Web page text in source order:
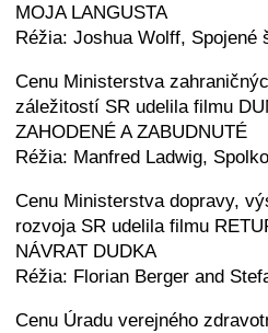
MOJA LANGUSTA
Réžia: Joshua Wolff, Spojené
Cenu Ministerstva
záležitostí SR udelila filmu
ZAHODENÉ A ZABUDNUTÉ
Réžia: Manfred Ladwig,
Cenu Ministerstva dopravy,
rozvoja SR udelila filmu
NÁVRAT DUDKA
Réžia: Florian Berger and
Cenu Úradu verejného